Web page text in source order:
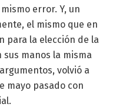
error. Y, un
el mismo que en
para la elección de la
manos la misma
volvió a
mayo pasado con